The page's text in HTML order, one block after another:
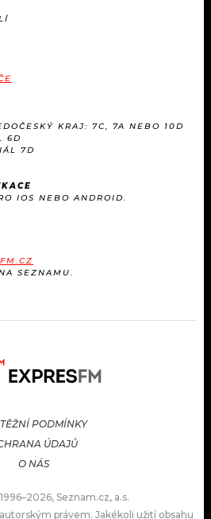
KRAJ: 7C, 7A NEBO 10D
6D
7D
IOS NEBO ANDROID.
SEZNAMU.
PODMÍNKY
ÚDAJŮ
O NÁS
Seznam.cz, a.s.
právem. Jakékoli užití obsahu